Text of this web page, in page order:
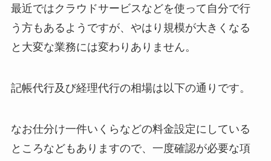
最近ではクラウドサービスなどを使って自分で行
う方もあるようですが、やはり規模が大きくなる
と大変な業務には変わりありません。
記帳代行及び経理代行の相場は以下の通りです。
なお仕分け一件いくらなどの料金設定にしている
ところなどもありますので、一度確認が必要な項